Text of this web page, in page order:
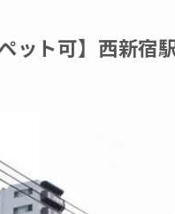
ット可】西新宿